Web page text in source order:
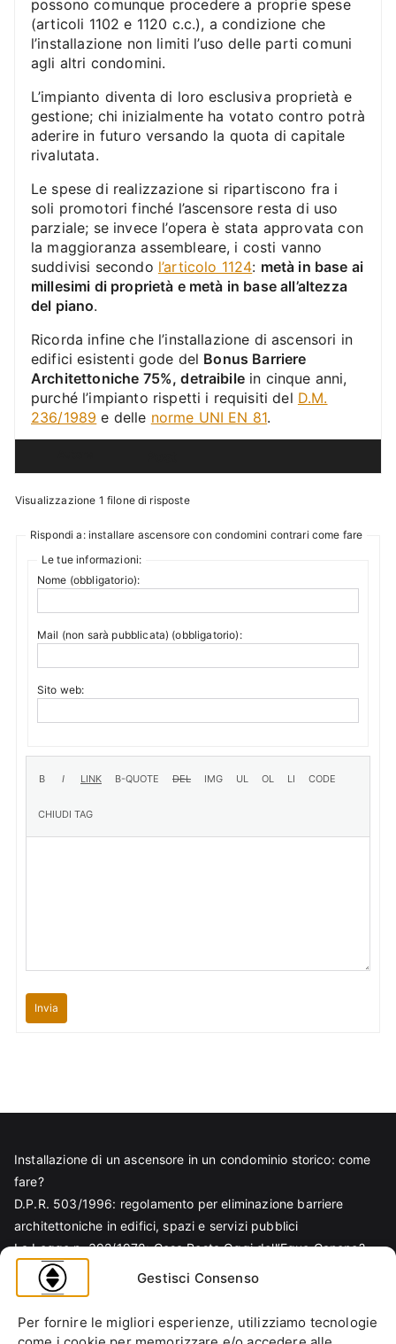
Gestisci Consenso
Per fornire le migliori esperienze, utilizziamo tecnologie
possono comunque procedere a proprie spese
(articoli 1102 e 1120 c.c.), a condizione che
l’installazione non limiti l’uso delle parti comuni
agli altri condomini.
L’impianto diventa di loro esclusiva proprietà e
gestione; chi inizialmente ha votato contro potrà
aderire in futuro versando la quota di capitale
rivalutata.
Le spese di realizzazione si ripartiscono fra i
soli promotori finché l’ascensore resta di uso
parziale; se invece l’opera è stata approvata con
la maggioranza assembleare, i costi vanno
suddivisi secondo l’articolo 1124: metà in base ai
millesimi di proprietà e metà in base all’altezza
del piano.
Ricorda infine che l’installazione di ascensori in
edifici esistenti gode del Bonus Barriere
Architettoniche 75%, detraibilein cinque anni,
purché l’impianto rispetti i requisiti del D.M.
236/1989 e delle norme UNI EN 81.
Visualizzazione 1 filone di risposte
Rispondi a: installare ascensore con condomini contrari come fare
Le tue informazioni:
Nome (obbligatorio):
Mail (non sarà pubblicata) (obbligatorio):
Sito web:
Invia
Installazione di un ascensore in un condominio storico: come
fare?
D.P.R. 503/1996: regolamento per eliminazione barriere
architettoniche in edifici, spazi e servizi pubblici
La Legge n. 392/1978: Cosa Resta Oggi dell’Equo Canone?
Legge Regionale n. 6/1989: Analisi Tecnica per Progettisti e
Amministratori
Norma EN 81-70 e sicurezza nella progettazione ascensore
Ascensore Condominiale